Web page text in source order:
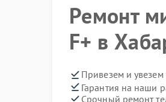
Ремонт
F+ в
Привезем и увезем
Гарантия на наши
Срочный ремонт